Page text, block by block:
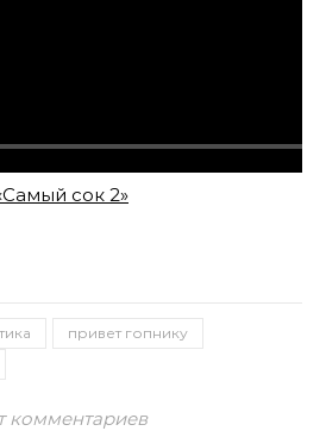
сок 2»
привет гопнику
комментариев